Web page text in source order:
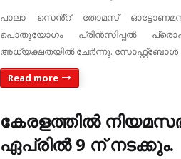
പാലാ സെൻ്റ് തോമസ് ഓട്ടോണമസ്
പൊതുയോഗം പ്രിൻസിപ്പൽ
അധ്യക്ഷതയിൽ ചേർന്നു. സോഫ്റ്റ്ബോൾ
Read more
കേരളത്തില്‍
ഏപ്രില്‍ 9 ന് നടക്കും.